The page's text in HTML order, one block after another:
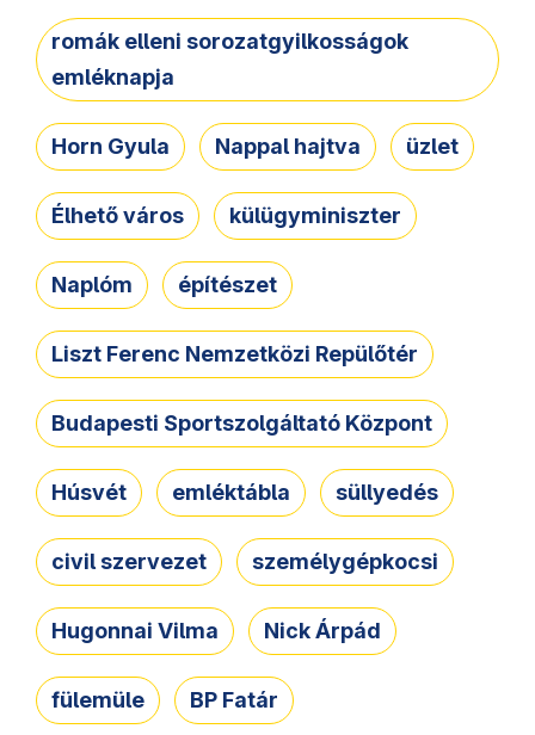
romák elleni sorozatgyilkosságok
emléknapja
Horn Gyula Nappal hajtva üzlet
Élhető város külügyminiszter
Naplóm építészet
Liszt Ferenc Nemzetközi Repülőtér
Budapesti Sportszolgáltató Központ
Húsvét emléktábla süllyedés
civil szervezet személygépkocsi
Hugonnai Vilma Nick Árpád
fülemüle BP Fatár